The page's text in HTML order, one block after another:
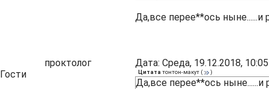
Да,все перее**ось ныне......и
проктолог
Дата: Среда, 19.12.2018,
Гости
Цитата тонтон-макут ( )
Да,все перее**ось